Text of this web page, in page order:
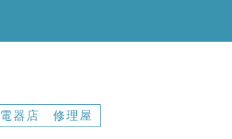
電器店 修理屋